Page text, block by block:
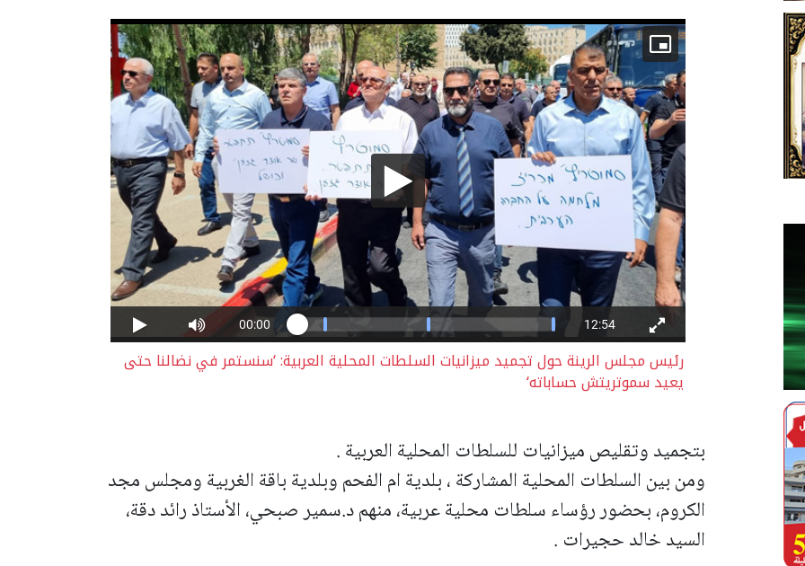
رئيس مجلس الرينة حول تجميد ميزانيات السلطات المحلية العربية: ‘سنستمر في نضالنا حتى
يعيد سموتريتش حساباته‘
بتجميد وتقليص ميزانيات للسلطات المحلية العربية .
ومن بين السلطات المحلية المشاركة ، بلدية ام الفحم وبلدية باقة الغربية ومجلس مجد
الكروم، بحضور رؤساء سلطات محلية عربية، منهم د.سمير صبحي، الأستاذ رائد دقة،
السيد خالد حجيرات .